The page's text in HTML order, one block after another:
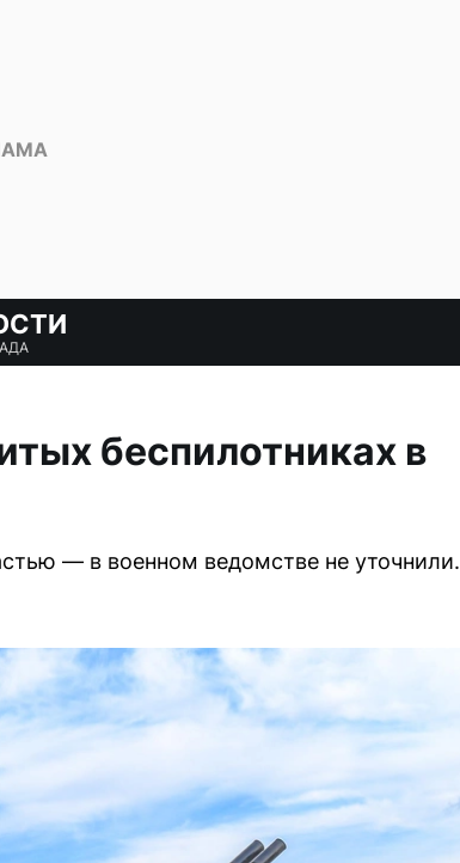
беспилотниках в
— в военном ведомстве не уточнили.